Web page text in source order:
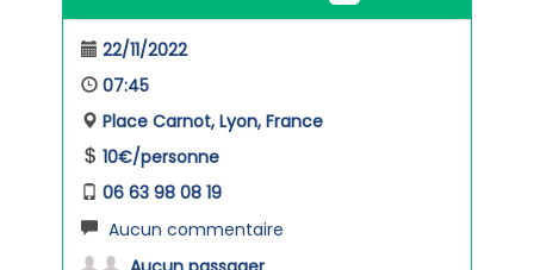
22/11/2022
07:45
Place Carnot, Lyon, France
10€/personne
06 63 98 08 19
Aucun commentaire